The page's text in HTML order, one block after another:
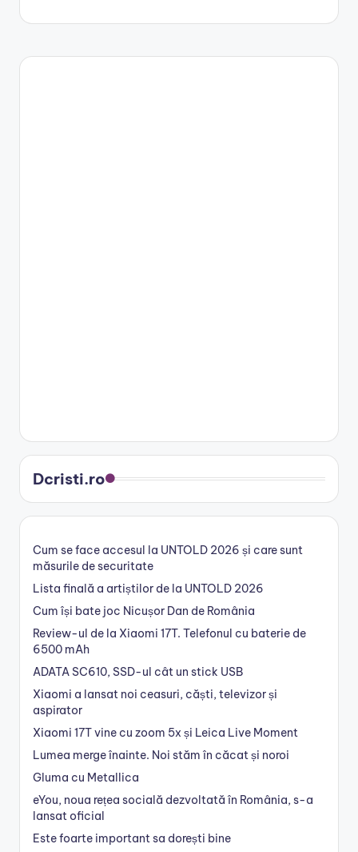
Dcristi.ro
Cum se face accesul la UNTOLD 2026 și care sunt
măsurile de securitate
Lista finală a artiștilor de la UNTOLD 2026
Cum își bate joc Nicușor Dan de România
Review-ul de la Xiaomi 17T. Telefonul cu baterie de
6500 mAh
ADATA SC610, SSD-ul cât un stick USB
Xiaomi a lansat noi ceasuri, căști, televizor și
aspirator
Xiaomi 17T vine cu zoom 5x și Leica Live Moment
Lumea merge înainte. Noi stăm în căcat și noroi
Gluma cu Metallica
eYou, noua rețea socială dezvoltată în România, s-a
lansat oficial
Este foarte important sa dorești bine